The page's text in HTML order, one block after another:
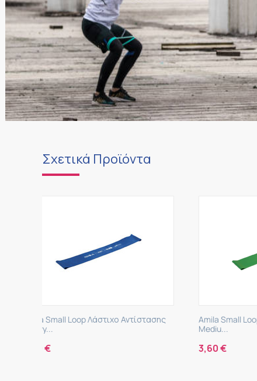
Σχετικά Προϊόντα
Amila Small Loop Λάστιχο Αντίστασης
Mediu...
Amila